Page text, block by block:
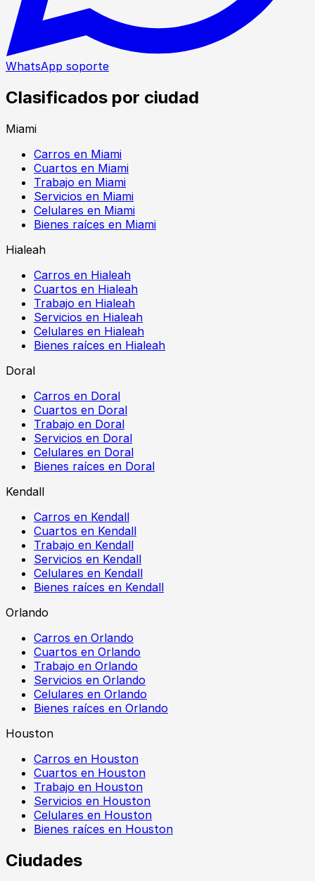
WhatsApp soporte
Clasificados por ciudad
Miami
Carros en Miami
Cuartos en Miami
Trabajo en Miami
Servicios en Miami
Celulares en Miami
Bienes raíces en Miami
Hialeah
Carros en Hialeah
Cuartos en Hialeah
Trabajo en Hialeah
Servicios en Hialeah
Celulares en Hialeah
Bienes raíces en Hialeah
Doral
Carros en Doral
Cuartos en Doral
Trabajo en Doral
Servicios en Doral
Celulares en Doral
Bienes raíces en Doral
Kendall
Carros en Kendall
Cuartos en Kendall
Trabajo en Kendall
Servicios en Kendall
Celulares en Kendall
Bienes raíces en Kendall
Orlando
Carros en Orlando
Cuartos en Orlando
Trabajo en Orlando
Servicios en Orlando
Celulares en Orlando
Bienes raíces en Orlando
Houston
Carros en Houston
Cuartos en Houston
Trabajo en Houston
Servicios en Houston
Celulares en Houston
Bienes raíces en Houston
Ciudades